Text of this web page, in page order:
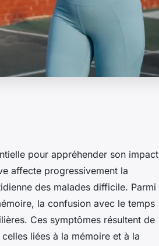
pour appréhender son impact
affecte progressivement la
des malades difficile. Parmi
la confusion avec le temps
Ces symptômes résultent de
liées à la mémoire et à la